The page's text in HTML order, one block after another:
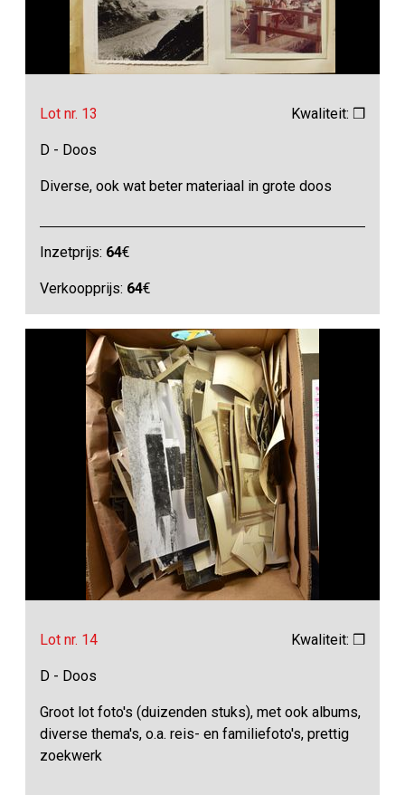
Lot nr. 13 Kwaliteit: ❒
D - Doos
Diverse, ook wat beter materiaal in grote doos
Inzetprijs: 64€
Verkoopprijs: 64€
Lot nr. 14 Kwaliteit: ❒
D - Doos
Groot lot foto's (duizenden stuks), met ook albums,
diverse thema's, o.a. reis- en familiefoto's, prettig
zoekwerk